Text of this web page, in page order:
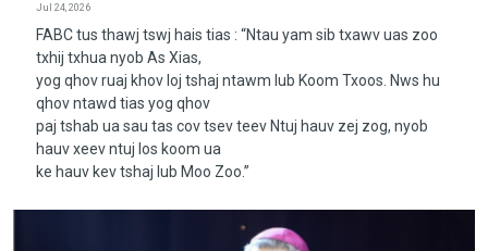
Jul 24, 2026
FABC tus thawj tswj hais tias : “Ntau yam sib txawv uas zoo
txhij txhua nyob As Xias,
yog qhov ruaj khov loj tshaj ntawm lub Koom Txoos. Nws hu
qhov ntawd tias yog qhov
paj tshab ua sau tas cov tsev teev Ntuj hauv zej zog, nyob
hauv xeev ntuj los koom ua
ke hauv kev tshaj lub Moo Zoo.”